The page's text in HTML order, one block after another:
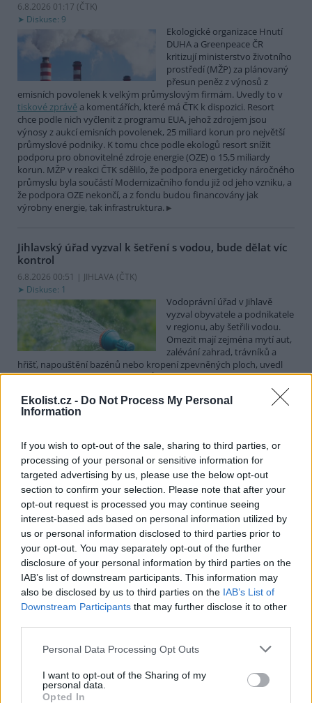
Ekolist.cz - Do Not Process My Personal
Information
If you wish to opt-out of the sale, sharing to third parties, or
processing of your personal or sensitive information for
targeted advertising by us, please use the below opt-out
section to confirm your selection. Please note that after your
opt-out request is processed you may continue seeing
interest-based ads based on personal information utilized by
us or personal information disclosed to third parties prior to
your opt-out. You may separately opt-out of the further
disclosure of your personal information by third parties on the
IAB’s list of downstream participants. This information may
also be disclosed by us to third parties on the IAB’s List of
Downstream Participants that may further disclose it to other
Personal Data Processing Opt Outs
I want to opt-out of the Sharing of my
personal data.
Opted In
6.8.2026 01:17 (ČTK)
Diskuse: 9
Ekologické organizace Hnutí
DUHA a Greenpeace ČR
kritizují ministerstvo životního
prostředí (MŽP) za plánovaný
přesun peněz z výnosů z
emisních povolenek k velkým průmyslovým firmám. Uvedly to v
tiskové zprávě a komentářích, které má ČTK k dispozici. Resort
chce podle nich vyčlenit z programu EUA, jehož zdrojem jsou
výnosy z aukcí emisních povolenek, 25 miliard korun pro největší
průmyslové podniky. K tomu chce podle ekologů resort snížit
podporu pro obnovitelné zdroje energie (OZE) o 15,5 miliardy
korun. MŽP v reakci ČTK sdělilo, že podpora energeticky náročného
průmyslu byla součástí Modernizačního fondu již od jeho vzniku, a
že podpora OZE nekončí, a z fondu budou financovány jak
výrobny energie, tak infrastruktura.
Jihlavský úřad vyzval k šetření s vodou, bude dělat víc
kontrol
6.8.2026 00:51 | JIHLAVA (ČTK)
Diskuse: 1
Vodoprávní úřad v Jihlavě
vyzval obyvatele a podnikatele
v regionu, aby šetřili vodou.
Omezit mají zejména mytí aut,
zalévání zahrad, trávníků a
hřišť, napouštění bazénů nebo kropení zpevněných ploch, uvedl
mluvčí radnice Radovan Daněk. Úřad podle něj bude víc
kontrolovat povolené odběry. Výzva k šetření vodou platí pro
všechny obce spadající pod Jihlavu jako obec s rozšířenou
působností.
Celníci odhalili gang překupníků papoušků, zajistili
stovku ptáků
5.8.2026 20:13 ( ČTK
Celníci odhalili gang
překupníků chráněných druhů
papoušků působící v několika
krajích a zajistili asi stovku
ptáků. S odchytem a
zajištěním zvířat celníkům pomohly zoo v Praze, Zlíně a Ostravě. V
ostravské zahradě také papoušci nalezli dočasné útočiště. V
tiskové zprávě nawebucelníků to oznámila mluvčí Celní správy ČR
Martina Kaňková. Případem se zabývá policie.
pronásledovali velrybáře
Islandské úřady nařídily
vyhoštění 21 aktivistů